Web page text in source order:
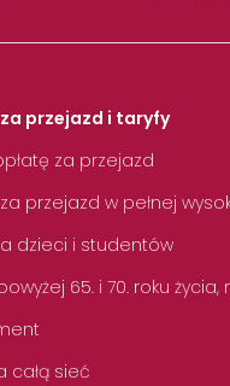
przejazd i taryfy
za przejazd
przejazd w pełnej
dzieci i studentów
65. i 70. roku
całą sieć